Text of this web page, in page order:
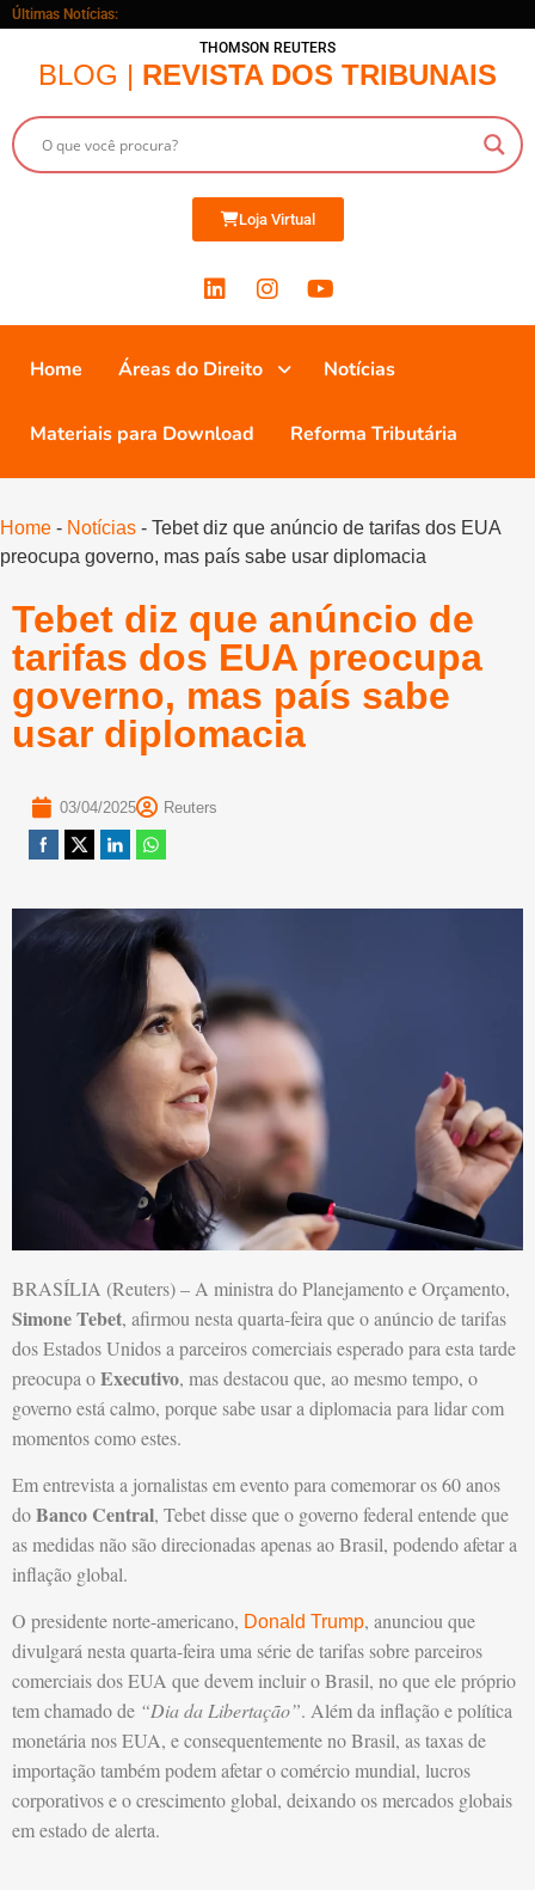
Últimas Notícias:
THOMSON REUTERS
BLOG | REVISTA DOS TRIBUNAIS
Loja Virtual
Home Áreas do Direito Notícias
Materiais para Download Reforma Tributária
Home - Notícias - Tebet diz que anúncio de tarifas dos EUA
preocupa governo, mas país sabe usar diplomacia
Tebet diz que anúncio de
tarifas dos EUA preocupa
governo, mas país sabe
usar diplomacia
03/04/2025 Reuters
BRASÍLIA (Reuters) – A ministra do Planejamento e Orçamento,
Simone Tebet, afirmou nesta quarta-feira que o anúncio de tarifas
dos Estados Unidos a parceiros comerciais esperado para esta tarde
preocupa oExecutivo, mas destacou que, ao mesmo tempo, o
governo está calmo, porque sabe usar a diplomacia para lidar com
momentos como estes.
Em entrevista a jornalistas em evento para comemorar os 60 anos
doBanco Central, Tebet disse que o governo federal entende que
as medidas não são direcionadas apenas ao Brasil, podendo afetar a
inflação global.
O presidente norte-americano, Donald Trump, anunciou que
divulgará nesta quarta-feira uma série de tarifas sobre parceiros
comerciais dos EUA que devem incluir o Brasil, no que ele próprio
tem chamado de “Dia da Libertação”. Além da inflação e política
monetária nos EUA, e consequentemente no Brasil, as taxas de
importação também podem afetar o comércio mundial, lucros
corporativos e o crescimento global, deixando os mercados globais
em estado de alerta.